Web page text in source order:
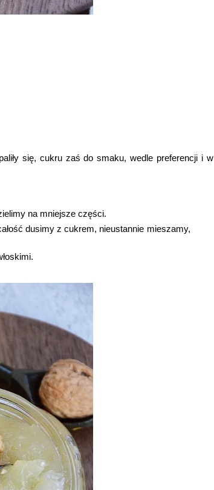
się, cukru zaś do smaku, wedle preferencji i w
na mniejsze części.
dusimy z cukrem, nieustannie mieszamy,